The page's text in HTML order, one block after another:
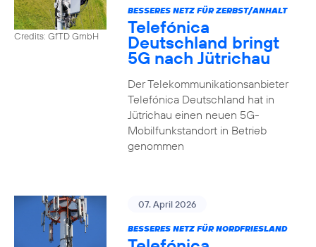
Credits: GfTD GmbH
BESSERES NETZ FÜR ZERBST/ANHALT
Telefónica
Deutschland bringt
5G nach Jütrichau
Der Telekommunikationsanbieter
Telefónica Deutschland hat in
Jütrichau einen neuen 5G-
Mobilfunkstandort in Betrieb
genommen
07. April 2026
BESSERES NETZ FÜR NORDFRIESLAND